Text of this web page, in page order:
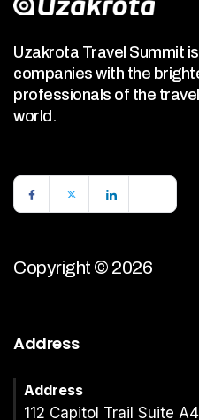
Uzakrota Travel Summit
companies with the
professionals of the
world.
Copyright © 2026
Address
Address
112 Capitol Trail Suite